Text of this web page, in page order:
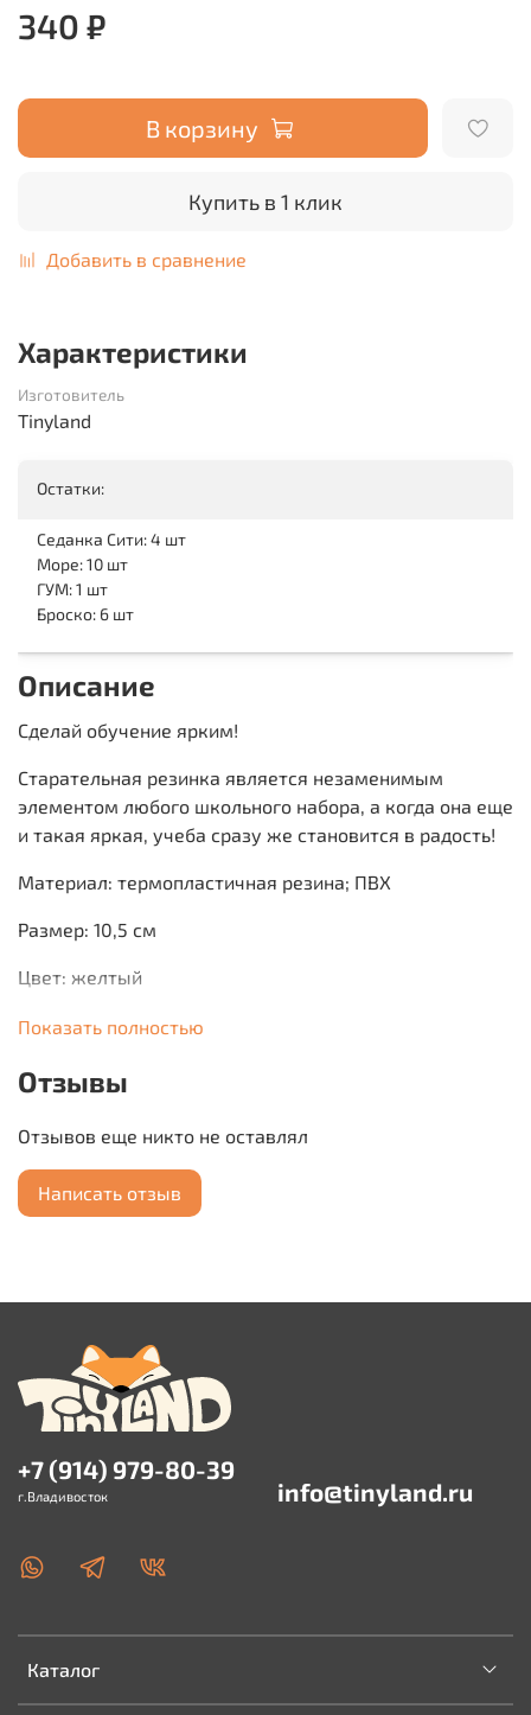
340 ₽
В корзину
Купить в 1 клик
Добавить в сравнение
Характеристики
Изготовитель
Tinyland
Остатки:
Седанка Сити: 4 шт
Море: 10 шт
ГУМ: 1 шт
Броско: 6 шт
Описание
Сделай обучение ярким!
Старательная резинка является незаменимым
элементом любого школьного набора, а когда она еще
и такая яркая, учеба сразу же становится в радость!
Материал: термопластичная резина; ПВХ
Размер: 10,5 см
Цвет: желтый
Производитель:Южный Китай
Показать полностью
Отзывы
Отзывов еще никто не оставлял
Написать отзыв
Каталог
+7 (914) 979-80-39
г.Владивосток info@tinyland.ru